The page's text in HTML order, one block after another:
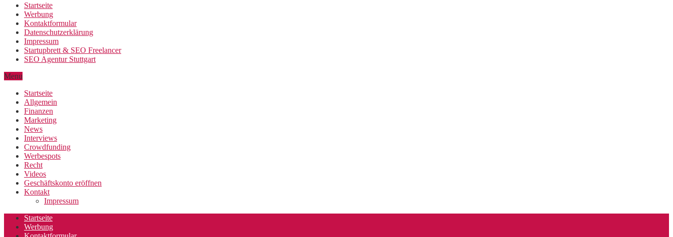
Startseite
Werbung
Kontaktformular
Datenschutzerklärung
Impressum
Startupbrett & SEO Freelancer
SEO Agentur Stuttgart
Menu
Startseite
Allgemein
Finanzen
Marketing
News
Interviews
Crowdfunding
Werbespots
Recht
Videos
Geschäftskonto eröffnen
Kontakt
Impressum
Startseite
Werbung